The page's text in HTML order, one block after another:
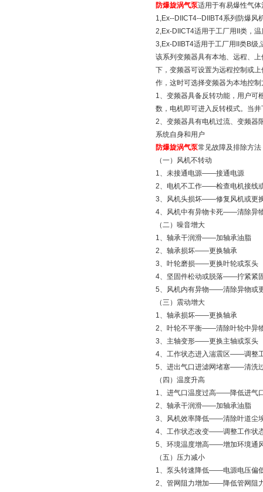
防爆旋涡气泵适用于有易爆性气
1,Ex--DIICT4--DIIBT4系列防爆风
2,Ex-DIICT4适用于工厂用II类，
3,Ex-DIIBT4适用于工厂用II类B级
该系列变频器具有本地、远程、
下，变频器可设置为远程控制或
作，这时可选择变频器为本地控
1、变频器具备反转功能，用户可
数，电机即可进入反转模式。当
2、变频器具有电机过流、变频器
系统自身和用户
防爆旋涡气泵常见故障及排除
（一）风机不转动
1、未接通电源——接通电源
2、电机不工作——检查电机接线
3、风机头损坏——修复风机
4、风机中有异物卡死——清
（二）噪音增大
1、轴承干润滑——加轴承油
2、轴承损坏——更换轴承
3、叶轮磨损——更换叶轮或
4、坚固件松动或脱落——拧
5、风机内有异物——清除异物
（三）震动增大
1、轴承损坏——更换轴承
2、叶轮不平衡——清除叶轮中
3、主轴变形——更换主轴或
4、工作状态进入湍震区——调
5、进出气口进滤网堵塞——
（四）温度升高
1、进气口温度过高——降低
2、轴承干润滑——加轴承油
3、风机效率降低——清除叶道
4、工作状态改变——调整工
5、环境温度增高——增加环
（五）压力减小
1、泵头转速降低——电源电压
2、管网阻力增加——降低管